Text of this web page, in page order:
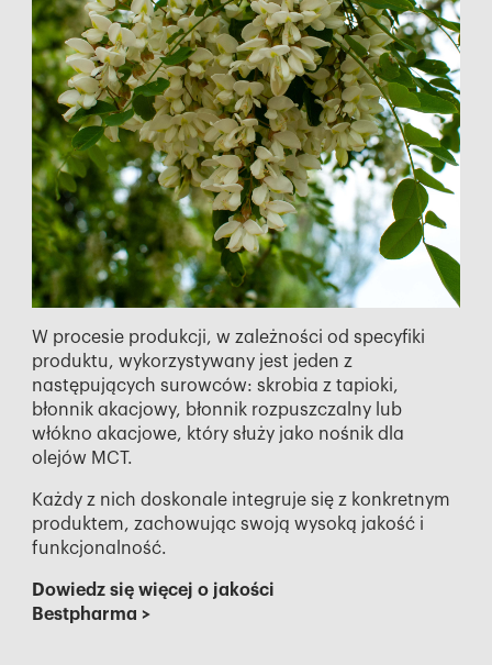
W procesie produkcji, w zależności od specyfiki
produktu, wykorzystywany jest jeden z
następujących surowców: skrobia z tapioki,
błonnik akacjowy, błonnik rozpuszczalny lub
włókno akacjowe, który służy jako nośnik dla
olejów MCT.
Każdy z nich doskonale integruje się z konkretnym
produktem, zachowując swoją wysoką jakość i
funkcjonalność.
Dowiedz się więcej o jakości
Bestpharma >